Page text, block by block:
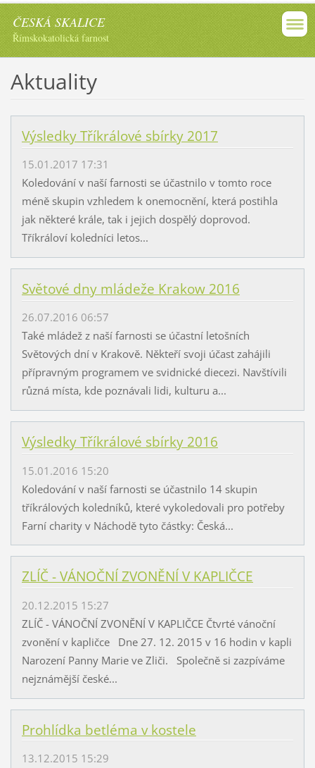
ČESKÁ SKALICE
Římskokatolická farnost
Aktuality
Výsledky Tříkrálové sbírky 2017
15.01.2017 17:31
Koledování v naší farnosti se účastnilo v tomto roce
méně skupin vzhledem k onemocnění, která postihla
jak některé krále, tak i jejich dospělý doprovod.
Tříkráloví koledníci letos...
Světové dny mládeže Krakow 2016
26.07.2016 06:57
Také mládež z naší farnosti se účastní letošních
Světových dní v Krakově. Někteří svoji účast zahájili
přípravným programem ve svidnické diecezi. Navštívili
různá místa, kde poznávali lidi, kulturu a...
Výsledky Tříkrálové sbírky 2016
15.01.2016 15:20
Koledování v naší farnosti se účastnilo 14 skupin
tříkrálových koledníků, které vykoledovali pro potřeby
Farní charity v Náchodě tyto částky: Česká...
ZLÍČ - VÁNOČNÍ ZVONĚNÍ V KAPLIČCE
20.12.2015 15:27
ZLÍČ - VÁNOČNÍ ZVONĚNÍ V KAPLIČCE Čtvrté vánoční
zvonění v kapličce Dne 27. 12. 2015 v 16 hodin v kapli
Narození Panny Marie ve Zliči. Společně si zazpíváme
nejznámější české...
Prohlídka betléma v kostele
13.12.2015 15:29